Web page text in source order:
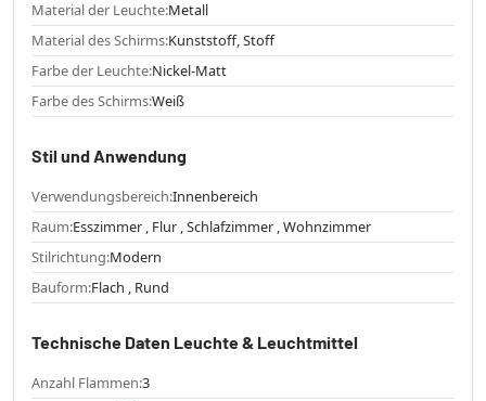
Material der Leuchte:Metall
Material des Schirms:Kunststoff, Stoff
Farbe der Leuchte:Nickel-Matt
Farbe des Schirms:Weiß
Stil und Anwendung
Verwendungsbereich:Innenbereich
Raum:Esszimmer , Flur , Schlafzimmer , Wohnzimmer
Stilrichtung:Modern
Bauform:Flach , Rund
Technische Daten Leuchte & Leuchtmittel
Anzahl Flammen:3